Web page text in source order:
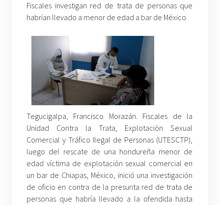
Fiscales investigan red de trata de personas que
habrían llevado a menor de edad a bar de México
Tegucigalpa, Francisco Morazán. Fiscales de la
Unidad Contra la Trata, Explotación Sexual
Comercial y Tráfico Ilegal de Personas (UTESCTP),
luego del rescate de una hondureña menor de
edad víctima de explotación sexual comercial en
un bar de Chiapas, México, inició una investigación
de oficio en contra de la presunta red de trata de
personas que habría llevado a la ofendida hasta